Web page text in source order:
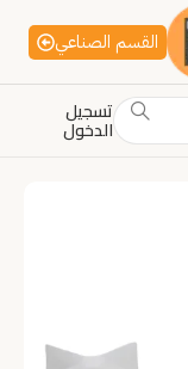
القسم الصناعي
تسجيل
الدخول